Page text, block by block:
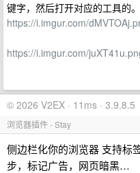
键字，然后打开对应的工具的。
https://i.imgur.com/
https://i.imgur.com/
© 2026 V2EX · 11ms · 3.9.8.5
浏览器插件 - Stay
侧边栏化你的浏览器 支持标
步，标记广告，网页暗黑…